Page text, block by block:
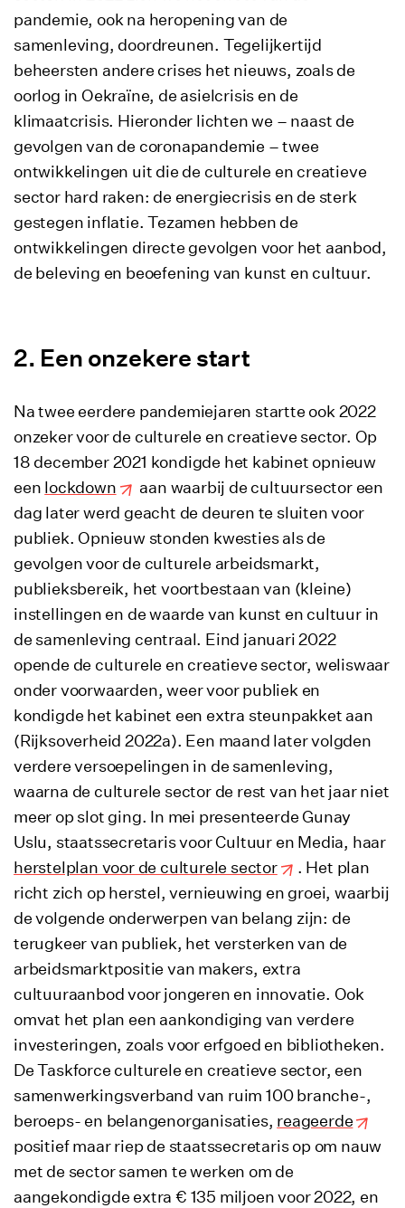
pandemie, ook na heropening van de
samenleving, doordreunen. Tegelijkertijd
beheersten andere crises het nieuws, zoals de
oorlog in Oekraïne, de asielcrisis en de
klimaatcrisis. Hieronder lichten we – naast de
gevolgen van de coronapandemie – twee
ontwikkelingen uit die de culturele en creatieve
sector hard raken: de energiecrisis en de sterk
gestegen inflatie. Tezamen hebben de
ontwikkelingen directe gevolgen voor het aanbod,
de beleving en beoefening van kunst en cultuur.
Een onzekere start
Na twee eerdere pandemiejaren startte ook 2022
onzeker voor de culturele en creatieve sector. Op
18 december 2021 kondigde het kabinet opnieuw
een lockdown
aan waarbij de cultuursector een
dag later werd geacht de deuren te sluiten voor
publiek. Opnieuw stonden kwesties als de
gevolgen voor de culturele arbeidsmarkt,
publieksbereik, het voortbestaan van (kleine)
instellingen en de waarde van kunst en cultuur in
de samenleving centraal. Eind januari 2022
opende de culturele en creatieve sector, weliswaar
onder voorwaarden, weer voor publiek en
kondigde het kabinet een extra steunpakket aan
(Rijksoverheid 2022a). Een maand later volgden
verdere versoepelingen in de samenleving,
waarna de culturele sector de rest van het jaar niet
meer op slot ging. In mei presenteerde Gunay
Uslu, staatssecretaris voor Cultuur en Media, haar
herstelplan voor de culturele sector
. Het plan
richt zich op herstel, vernieuwing en groei, waarbij
de volgende onderwerpen van belang zijn: de
terugkeer van publiek, het versterken van de
arbeidsmarktpositie van makers, extra
cultuuraanbod voor jongeren en innovatie. Ook
omvat het plan een aankondiging van verdere
investeringen, zoals voor erfgoed en bibliotheken.
De Taskforce culturele en creatieve sector, een
samenwerkingsverband van ruim 100 branche-,
beroeps- en belangenorganisaties, reageerde
positief maar riep de staatssecretaris op om nauw
met de sector samen te werken om de
aangekondigde extra € 135 miljoen voor 2022, en